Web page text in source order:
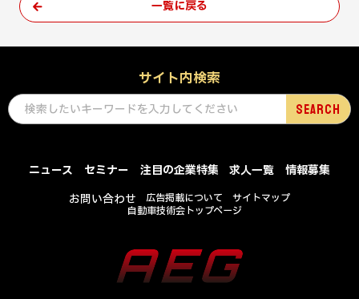
一覧に戻る
サイト内検索
ニュース セミナー 注目の企業特集 求人一覧
情報募集
お問い合わせ
広告掲載について
サイトマップ
自動車技術会トップページ